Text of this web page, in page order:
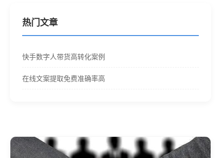
热门文章
快手数字人带货高转化案例
在线文案提取免费准确率高